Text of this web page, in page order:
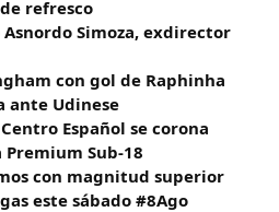
refresco
Simoza, exdirector
con gol de Raphinha
ante Udinese
Español se corona
Sub-18
con magnitud superior
este sábado #8Ago